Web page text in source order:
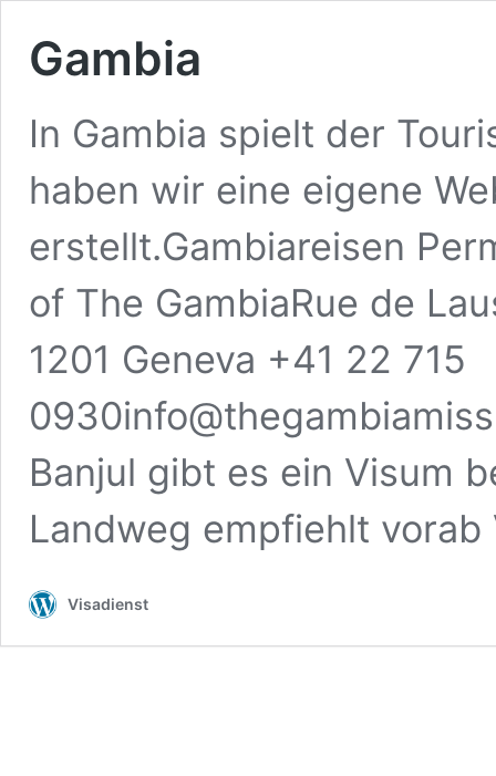
Gambia
In Gambia spielt der
haben wir eine eigene
erstellt.Gambiareisen
of The GambiaRue de
1201 Geneva +41 22 715
Banjul gibt es ein Visum
Landweg empfiehlt
Visadienst